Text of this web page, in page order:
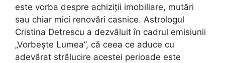
este vorba despre achiziții imobiliare, mutări
sau chiar mici renovări casnice. Astrologul
Cristina Detrescu a dezvăluit în cadrul emisiunii
„Vorbeşte Lumea”, că ceea ce aduce cu
adevărat strălucire acestei perioade este